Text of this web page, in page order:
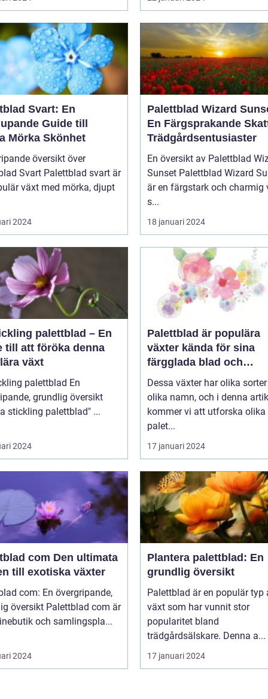
Svart: En
Guide till
Mörka Skönhet
översikt över
Svart Palettblad svart är
växt med mörka, djupt
2024
Palettblad Wizard
En Färgsprakande
Trädgårdsentusiaster
En översikt av Palettblad
Sunset Palettblad Wizard Sunset
är en färgstark och charmig
s...
18 januari 2024
palettblad – En
till att föröka denna
växt
palettblad En
grundlig översikt
över "ta stickling palettblad" ...
2024
Palettblad är populära
växter kända för sina
färgglada blad och
dekorativa utseende
Dessa växter har olika
olika namn, och i denna
kommer vi att utforska olika
palet...
17 januari 2024
Den ultimata
till exotiska växter
com: En övergripande,
Palettblad com är
och samlingspla...
2024
Plantera palettblad: En
grundlig översikt
Palettblad är en populär typ
växt som har vunnit stor
popularitet bland
trädgårdsälskare. Denna a...
17 januari 2024